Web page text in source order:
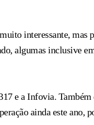
interessante, mas
algumas inclusive
e a Infovia. Também
ainda este ano,